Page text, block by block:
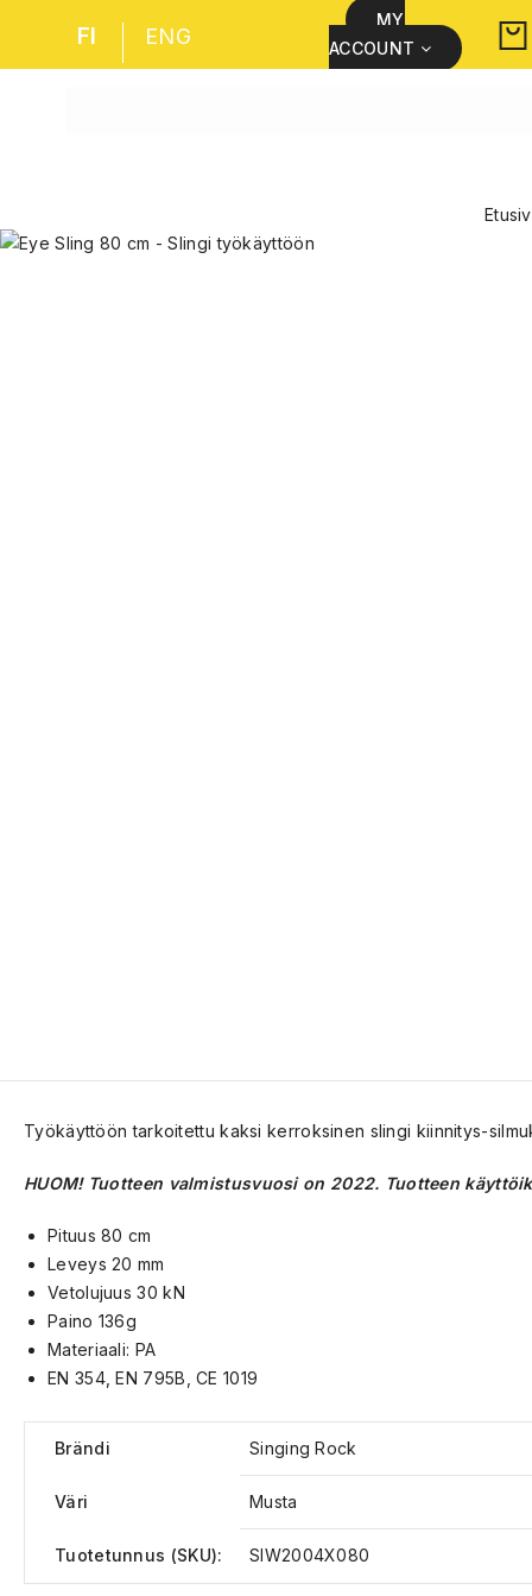
FI ENG
MY
ACCOUNT
Työkäyttöön tarkoitettu kaksi kerroksinen slingi kiinnitys-
HUOM! Tuotteen valmistusvuosi on 2022. Tuotteen
Pituus 80 cm
Leveys 20 mm
Vetolujuus 30 kN
Paino 136g
Materiaali: PA
EN 354, EN 795B, CE 1019
Brändi Singing Rock
Väri Musta
Tuotetunnus (SKU): SIW2004X080